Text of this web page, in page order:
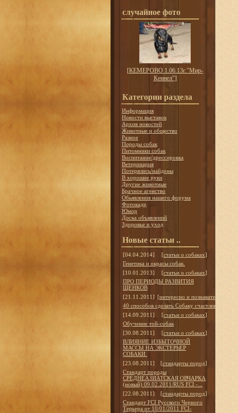
случайное фото
[КЕМЕРОВО 1.06.13г."Мир-
Кеннел"]
Категории раздела
Информация
Новости выставок
Архив новостей
Животные и общество
Разное
Породы собак
Питомники собак
Воспитание/дрессировка
Ветеринария
Потерялись/найдены
В хорошие руки
Другие животные
Брачное агенство
Обьявления нашего форума
Фотокадр
Юмор
Доска объявлений
Здоровье и уход
Новые статьи ..
[04.04.2014] [статьи о собаках]
Генетика и окрасы собак.
[10.01.2013]
[статьи о собаках]
ПРО ПЕРИОДЫ РАЗВИТИЯ
ЩЕНКОВ
[21.11.2011] [интересно и познавательно
40 способов сделать Собаку счастливой
[14.09.2011]
[статьи о собаках]
Обучение той-собак
[30.08.2011]
[статьи о собаках]
ВЛИЯНИЕ ИЗБЫТОЧНОЙ
МАССЫ НА ЭКСТЕРЬЕР
СОБАКИ.
[23.08.2011]
[стандарты пород]
Стандарт породы
СРЕДНЕАЗИАТСКАЯ ОВЧАРКА
(новый) 09.02.2011/RUS FCI -...
[22.08.2011]
[стандарты пород]
Стандарт FCI Русского Черного
Терьера от 10/01/2011 FCI-